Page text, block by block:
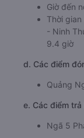
Giờ đến
Thời
- Ninh
9.4 giờ
d. Các điểm
Quảng
e. Các điểm
Ngã 5